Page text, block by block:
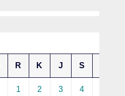
R K J S
1 2 3 4